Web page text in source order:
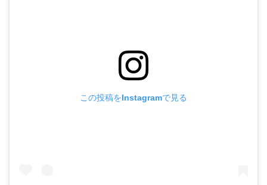
この投稿をInstagramで見る